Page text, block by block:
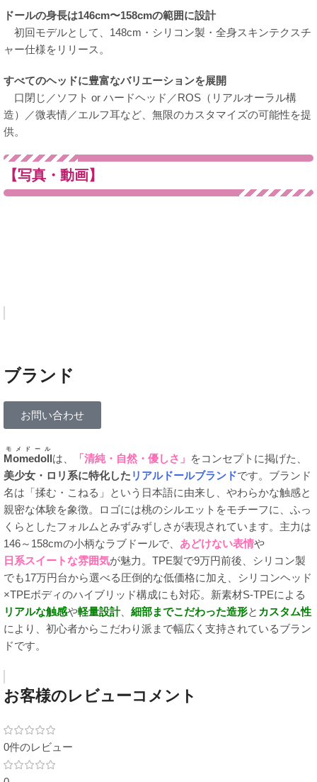
ドールの身長は146cm〜158cmの範囲に設計
初回モデルとして、148cm・シリコン製・全身スキンテクスチ
ャー仕様をリリース。
すべてのヘッドに豊富なバリエーションを展開
口閉じ／ソフト or ハードヘッド／ROS（リアルオーラル構
造）／微表情／エルフ耳など、無限のカスタマイズの可能性を提
供。
【写真・動画】
ブランド
お問い合わせ
Momedoll
モメドール
は、 「清純・自然・優しさ」 をコンセプトに掲げた、
美少女・ロリ系に特化した リアルドールブランドです。ブランド
名は「揉む・こねる」という日本語に由来し、やわらかな触感と
親密な体験を象徴。ロゴには桃のシルエットをモチーフに、ふっ
くらとしたフォルムとみずみずしさが表現されています。主力は
146～158cmの小柄なラブドールで、 あどけない表情や
日系スイートな雰囲気が魅力。TPE製で9万円前後、シリコン製
でも17万円台から選べる圧倒的な低価格に加え、シリコンヘッド
×TPEボディのハイブリッド構成にも対応。新素材S-TPEによる
リアルな触感や軽量設計、 細部までこだわった造形と カスタム性
により、初心者からこだわり派まで幅広く支持されているブラン
ドです。
お客様のレビューコメント
0件のレビュー